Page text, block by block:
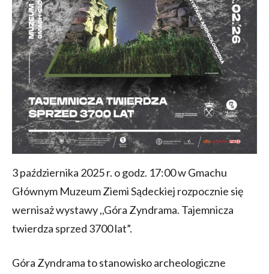
3 października 2025 r. o godz. 17:00 w Gmachu
Głównym Muzeum Ziemi Sądeckiej rozpocznie się
wernisaż wystawy ,,Góra Zyndrama. Tajemnicza
twierdza sprzed 3700 lat”.
Góra Zyndrama to stanowisko archeologiczne